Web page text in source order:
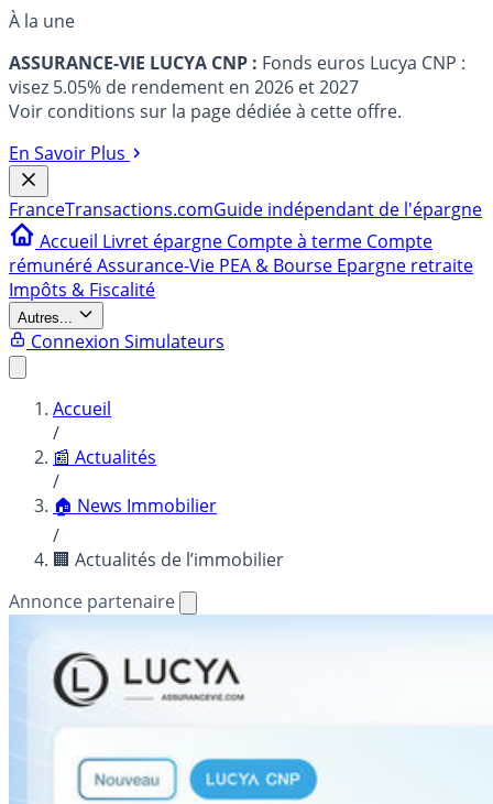
À la une
ASSURANCE-VIE LUCYA CNP : Fonds euros Lucya CNP :
visez 5.05% de rendement en 2026 et 2027
Voir conditions sur la page dédiée à cette offre.
En Savoir Plus
FranceTransactions.comGuide indépendant de l'épargne
Accueil Livret épargne Compte à terme Compte
rémunéréAssurance-Vie PEA & Bourse Epargne retraite
Impôts & Fiscalité
Autres...
Connexion Simulateurs
Accueil
/
📰 Actualités
/
🏠 News Immobilier
/
🏢 Actualités de l’immobilier
Annonce partenaire